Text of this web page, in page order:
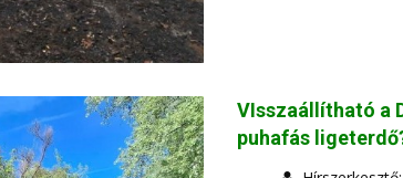
VIsszaállítható a
puhafás